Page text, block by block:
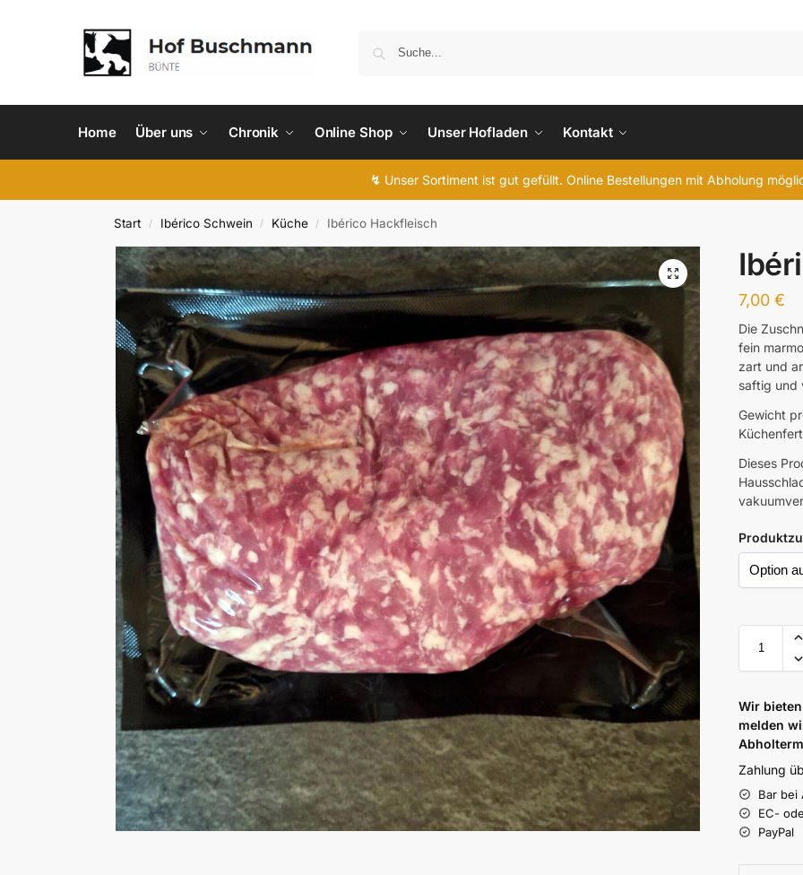
Home Über uns Chronik Online Shop Unser Hofladen Kontakt
↯ Unser Sortiment ist gut gefüllt. Online Bestellungen mit Abholung
Start / Ibérico Schwein / Küche / Ibérico Hackfleisch
7,00€
Die
fein
zart und
saftig und
Gewicht
Dieses
Wir
melden
Zahlung
Bar bei
EC-
PayPal